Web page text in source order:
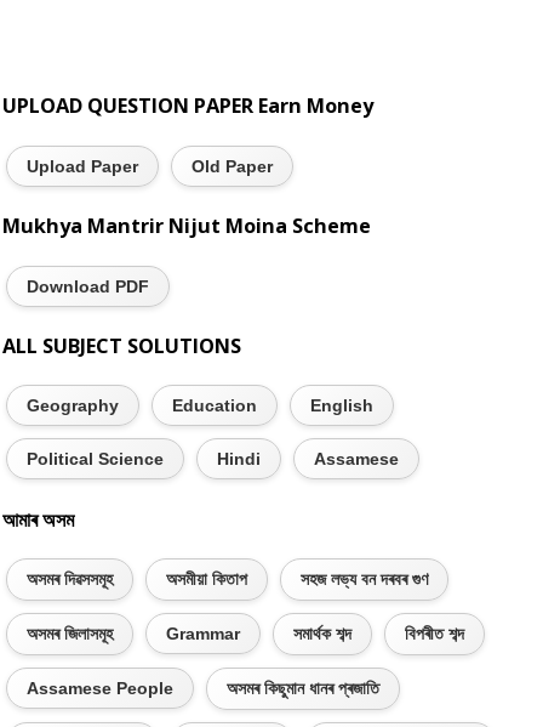
UPLOAD QUESTION PAPER Earn Money
Upload Paper Old Paper
Mukhya Mantrir Nijut Moina Scheme
Download PDF
ALL SUBJECT SOLUTIONS
Geography Education English
Political Science Hindi Assamese
আমাৰ অসম
অসমৰ দিৱসসমূহ অসমীয়া কিতাপ সহজ লভ্য বন দৰবৰ গুণ
অসমৰ জিলাসমূহ Grammar সমাৰ্থক শব্দ বিপৰীত শব্দ
Assamese People অসমৰ কিছুমান ধানৰ প্ৰজাতি